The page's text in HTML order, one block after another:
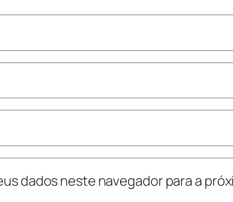
dados neste navegador para a